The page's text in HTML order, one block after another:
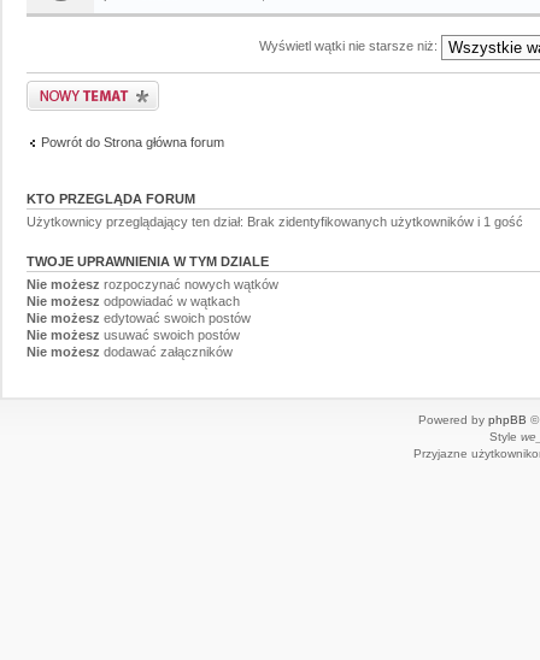
Wyświetl wątki nie starsze niż:
Powrót do Strona główna forum
KTO PRZEGLĄDA FORUM
Użytkownicy przeglądający ten dział: Brak zidentyfikowanych użytkowników i 1 gość
TWOJE UPRAWNIENIA W TYM DZIALE
Nie możesz rozpoczynać nowych wątków
Nie możesz odpowiadać w wątkach
Nie możesz edytować swoich postów
Nie możesz usuwać swoich postów
Nie możesz dodawać załączników
Powered by phpBB ©
Style
Przyjazne